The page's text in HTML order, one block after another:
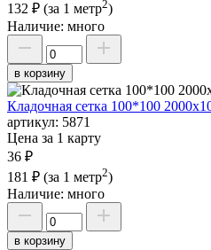
132 ₽ (за 1 метр2)
Наличие: много
в корзину
Кладочная сетка 100*100
артикул: 5871
Цена за 1 карту
36 ₽
181 ₽ (за 1 метр2)
Наличие: много
в корзину